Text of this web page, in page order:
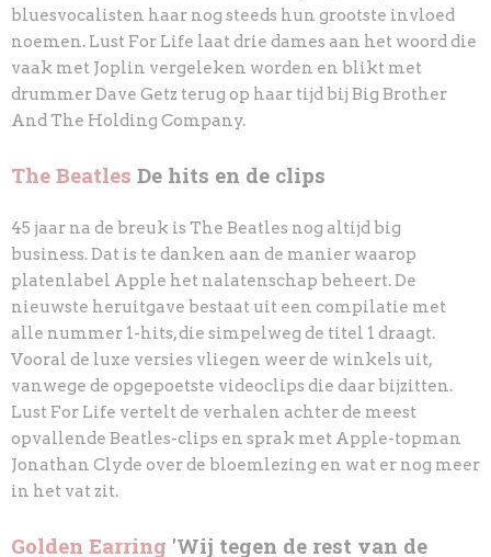
bluesvocalisten haar nog steeds hun grootste invloed
noemen. Lust For Life laat drie dames aan het woord die
vaak met Joplin vergeleken worden en blikt met
drummer Dave Getz terug op haar tijd bij Big Brother
And The Holding Company.
The Beatles De hits en de clips
45 jaar na de breuk is The Beatles nog altijd big
business. Dat is te danken aan de manier waarop
platenlabel Apple het nalatenschap beheert. De
nieuwste heruitgave bestaat uit een compilatie met
alle nummer 1-hits, die simpelweg de titel 1 draagt.
Vooral de luxe versies vliegen weer de winkels uit,
vanwege de opgepoetste videoclips die daar bijzitten.
Lust For Life vertelt de verhalen achter de meest
opvallende Beatles-clips en sprak met Apple-topman
Jonathan Clyde over de bloemlezing en wat er nog meer
in het vat zit.
Golden Earring 'Wij tegen de rest van de